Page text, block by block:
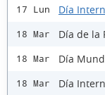
17 Lun Día
18 Mar Día de la
18 Mar Día
18 Mar Día